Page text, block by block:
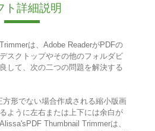
ト詳細説明
は、Adobe ReaderがPDFの
スクトップやその他のフォルダビ
して、次の二つの問題を解決する
形でない場合作成される縮小版画
ように左右または上下には余白が
Thumbnail Trimmerは、